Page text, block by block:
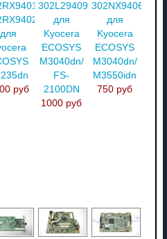
для
руб
302L294092
для
Kyocera
ECOSYS
M3040dn/
FS-
2100DN
1000 руб
302NX94060
для
Kyocera
ECOSYS
M3040dn/
M3550idn
750 руб